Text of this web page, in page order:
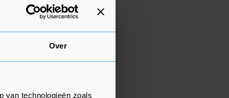
Over
van technologieën zoals